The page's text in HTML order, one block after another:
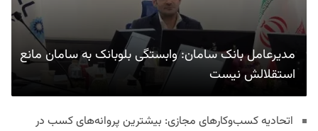
مدیرعامل بانک سامان: وابستگی بلوبانک به سامان مانع
استقلالش نیست
اتحادیه کسب‌وکارهای مجازی: بیشترین پروانه‌های کسب در